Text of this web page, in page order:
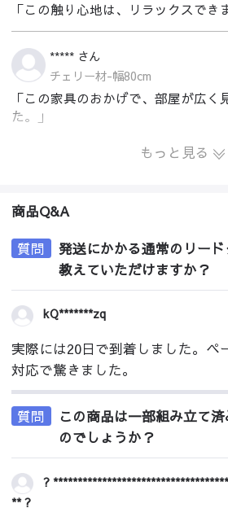
「この触り心地は、リラックスでき
***** さん
チェリー材-幅80cm
「この家具のおかげで、部屋が広く
た。」
もっと見る
商品Q&A
質問
発送にかかる通常のリー
教えていただけますか？
kQ*******zq
実際には20日で到着しました。ペ
対応で驚きました。
質問
この商品は一部組み立て済
のでしょうか？
?
** ?